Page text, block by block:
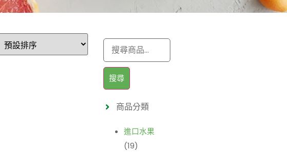
搜尋
商品分類
進口水果
(19)